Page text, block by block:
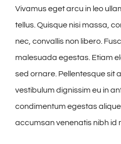
Vivamus eget arcu in leo
tellus. Quisque nisi massa,
nec, convallis non libero.
malesuada egestas. Etiam
sed ornare. Pellentesque sit
vestibulum dignissim eu in
condimentum egestas
accumsan venenatis nibh id